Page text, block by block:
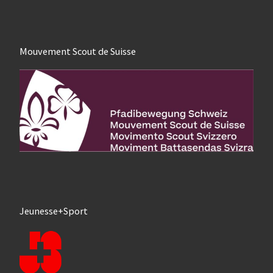
Mouvement Scout de Suisse
Jeunesse+Sport